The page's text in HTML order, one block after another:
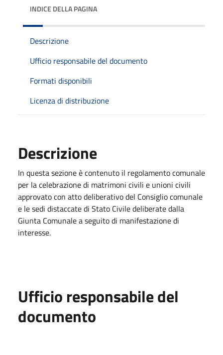
INDICE DELLA PAGINA
Descrizione
Ufficio responsabile del documento
Formati disponibili
Licenza di distribuzione
Descrizione
In questa sezione è contenuto il regolamento comunale
per la celebrazione di matrimoni civili e unioni civili
approvato con atto deliberativo del Consiglio comunale
e le sedi distaccate di Stato Civile deliberate dalla
Giunta Comunale a seguito di manifestazione di
interesse.
Ufficio responsabile del
documento